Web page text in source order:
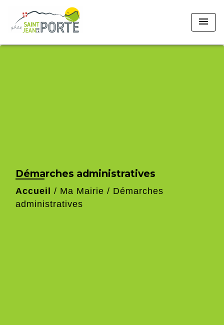
menu
Démarches administratives
Accueil / Ma Mairie / Démarches
administratives